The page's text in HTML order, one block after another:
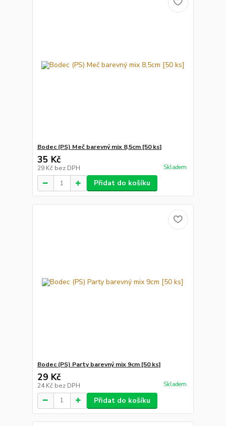
Bodec (PS) Meč barevný mix 8,5cm [50 ks]
35 Kč
29 Kč bez DPH Skladem
Přidat do košíku
Bodec (PS) Party barevný mix 9cm [50 ks]
29 Kč
24 Kč bez DPH Skladem
Přidat do košíku